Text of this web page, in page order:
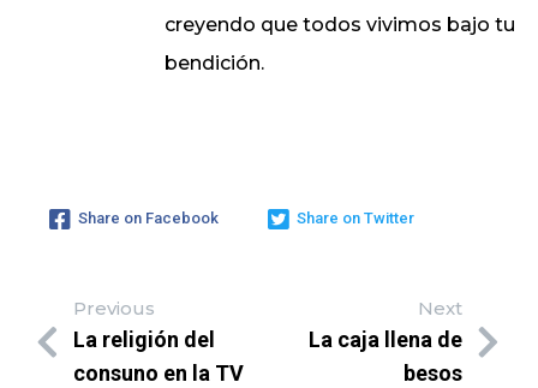
creyendo que todos vivimos bajo tu
bendición.
Share on Facebook Share on Twitter
Previous
La religión del
consuno en la TV
Next
La caja llena de
besos